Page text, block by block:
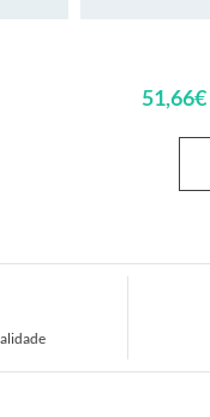
51,66€